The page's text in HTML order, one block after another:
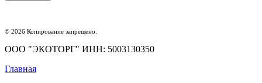
© 2026 Копирование запрещено.
ООО "ЭКОТОРГ" ИНН: 5003130350
Главная